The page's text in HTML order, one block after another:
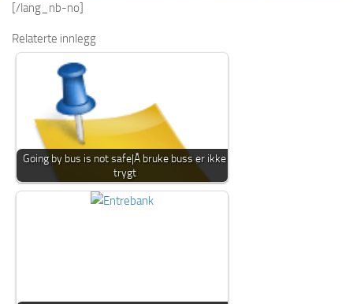
[/lang_nb-no]
Relaterte innlegg
Going by bus is not safe|Å bruke buss er ikke
trygt